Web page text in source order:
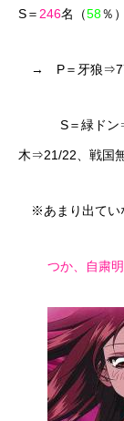
S＝ 246名（58％）
→ P＝牙狼
S＝緑ドン
木⇒21/22、戦国
※あまり出てい
つか、自粛